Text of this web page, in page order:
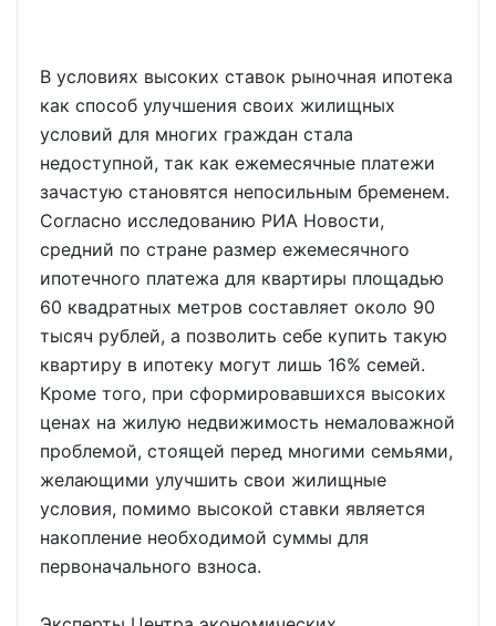
В условиях высоких ставок рыночная ипотека
как способ улучшения своих жилищных
условий для многих граждан стала
недоступной, так как ежемесячные платежи
зачастую становятся непосильным бременем.
Согласно исследованию РИА Новости,
средний по стране размер ежемесячного
ипотечного платежа для квартиры площадью
60 квадратных метров составляет около 90
тысяч рублей, а позволить себе купить такую
квартиру в ипотеку могут лишь 16% семей.
Кроме того, при сформировавшихся высоких
ценах на жилую недвижимость немаловажной
проблемой, стоящей перед многими семьями,
желающими улучшить свои жилищные
условия, помимо высокой ставки является
накопление необходимой суммы для
первоначального взноса.